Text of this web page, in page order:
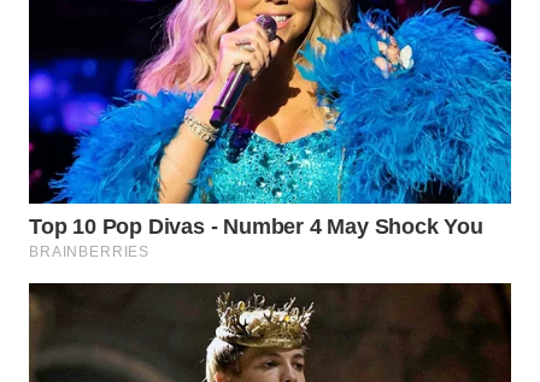
WN
SUBANG
WN
SUKABUMI
WN
PURWAKARTA
WN
PRIANGAN